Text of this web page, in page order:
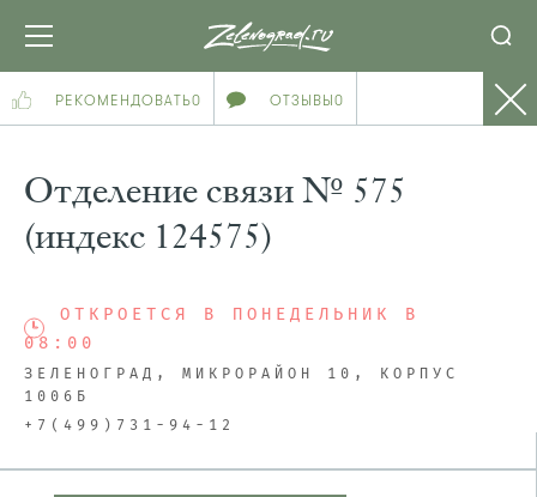
РЕКОМЕНДОВАТЬ0 ОТЗЫВЫ0
Отделение связи № 575
(индекс 124575)
ОТКРОЕТСЯ В ПОНЕДЕЛЬНИК В
08:00
ЗЕЛЕНОГРАД, МИКРОРАЙОН 10, КОРПУС
1006Б
+7(499)731-94-12